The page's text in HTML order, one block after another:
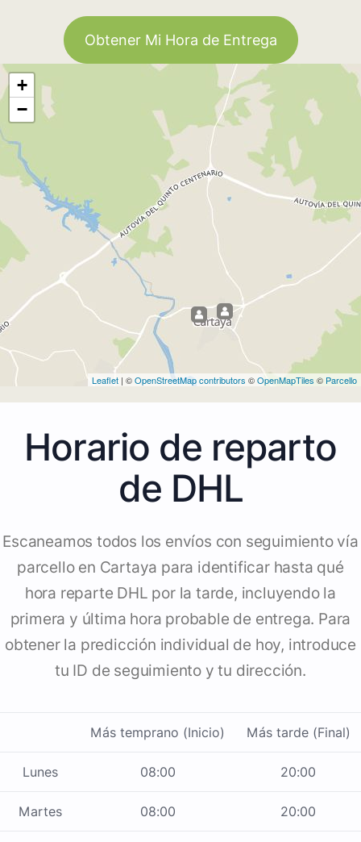
Obtener Mi Hora de Entrega
+
−
Leaflet | ©OpenStreetMap contributors ©OpenMapTiles © Parcello
Horario de reparto
de DHL
Escaneamos todos los envíos con seguimiento vía
parcello en Cartaya para identificar hasta qué
hora reparte DHL por la tarde, incluyendo la
primera y última hora probable de entrega. Para
obtener la predicción individual de hoy, introduce
tu ID de seguimiento y tu dirección.
Más temprano (Inicio) Más tarde (Final)
Lunes 08:00 20:00
Martes 08:00 20:00